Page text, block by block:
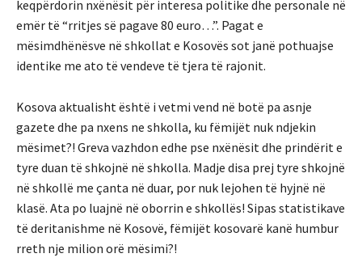
keqpërdorin nxënësit për interesa politike dhe personale në
emër të “rritjes së pagave 80 euro…”. Pagat e
mësimdhënësve në shkollat ​​e Kosovës sot janë pothuajse
identike me ato të vendeve të tjera të rajonit.
Kosova aktualisht është i vetmi vend në botë pa asnje
gazete dhe pa nxens ne shkolla, ku fëmijët nuk ndjekin
mësimet?! Greva vazhdon edhe pse nxënësit dhe prindërit e
tyre duan të shkojnë në shkolla. Madje disa prej tyre shkojnë
në shkollë me çanta në duar, por nuk lejohen të hyjnë në
klasë. Ata po luajnë në oborrin e shkollës! Sipas statistikave
të deritanishme në Kosovë, fëmijët kosovarë kanë humbur
rreth nje milion orë mësimi?!